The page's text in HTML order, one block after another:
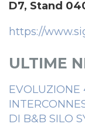
D7, Stand
https://
ULTIME
EVOLUZIONE
DI B&B SILO